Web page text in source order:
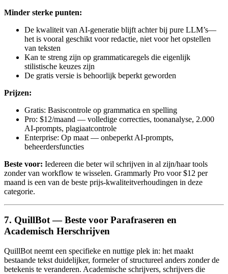
Minder sterke punten:
De kwaliteit van AI-generatie blijft achter bij pure LLM’s—
het is vooral geschikt voor redactie, niet voor het opstellen
van teksten
Kan te streng zijn op grammaticaregels die eigenlijk
stilistische keuzes zijn
De gratis versie is behoorlijk beperkt geworden
Prijzen:
Gratis: Basiscontrole op grammatica en spelling
Pro: $12/maand — volledige correcties, toonanalyse, 2.000
AI-prompts, plagiaatcontrole
Enterprise: Op maat — onbeperkt AI-prompts,
beheerdersfuncties
Beste voor: Iedereen die beter wil schrijven in al zijn/haar tools
zonder van workflow te wisselen. Grammarly Pro voor $12 per
maand is een van de beste prijs-kwaliteitverhoudingen in deze
categorie.
7. QuillBot — Beste voor Parafraseren en
Academisch Herschrijven
QuillBot neemt een specifieke en nuttige plek in: het maakt
bestaande tekst duidelijker, formeler of structureel anders zonder de
betekenis te veranderen. Academische schrijvers, schrijvers die